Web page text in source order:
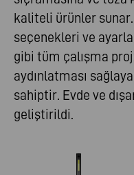
kaliteli ürünler
seçenekleri ve
gibi tüm çalışma
aydınlatması
sahiptir. Evde ve
geliştirildi.